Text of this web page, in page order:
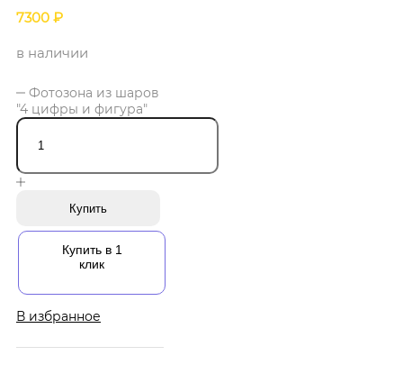
7300 ₽
в наличии
Фотозона из шаров
"4 цифры и фигура"
Купить
Купить в 1
клик
В избранное